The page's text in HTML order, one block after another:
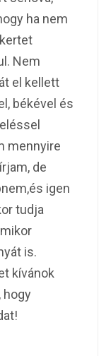
ha nem
Nem
el kellett
békével és
mennyire
de
igen
tudja
is.
kívánok
hogy